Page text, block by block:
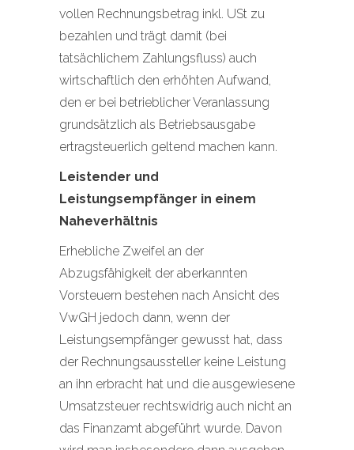
vollen Rechnungsbetrag inkl. USt zu
bezahlen und trägt damit (bei
tatsächlichem Zahlungsfluss) auch
wirtschaftlich den erhöhten Aufwand,
den er bei betrieblicher Veranlassung
grundsätzlich als Betriebsausgabe
ertragsteuerlich geltend machen kann.
Leistender und
Leistungsempfänger in einem
Naheverhältnis
Erhebliche Zweifel an der
Abzugsfähigkeit der aberkannten
Vorsteuern bestehen nach Ansicht des
VwGH jedoch dann, wenn der
Leistungsempfänger gewusst hat, dass
der Rechnungsaussteller keine Leistung
an ihn erbracht hat und die ausgewiesene
Umsatzsteuer rechtswidrig auch nicht an
das Finanzamt abgeführt wurde. Davon